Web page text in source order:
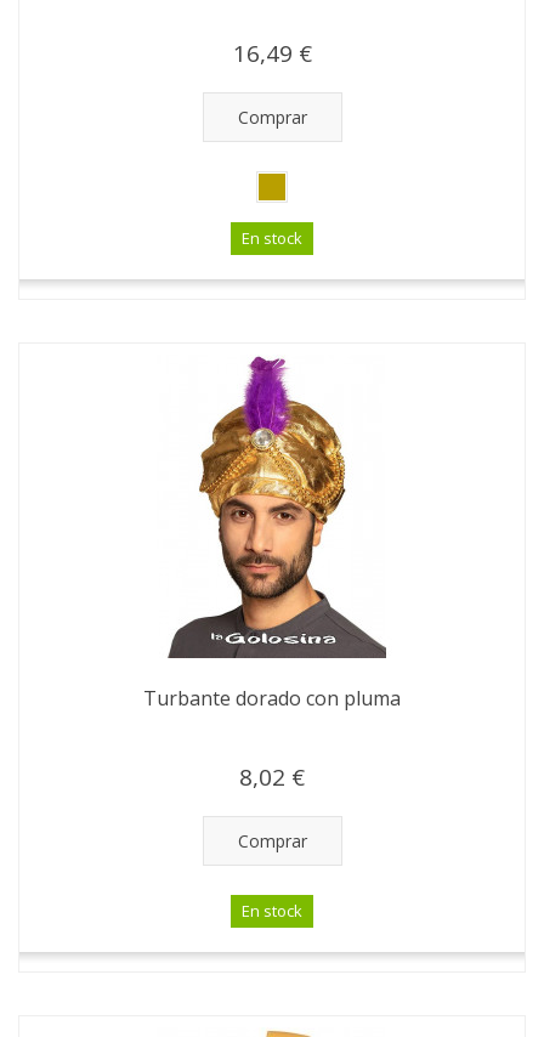
16,49 €
Comprar
En stock
Turbante dorado con pluma
8,02 €
Comprar
En stock